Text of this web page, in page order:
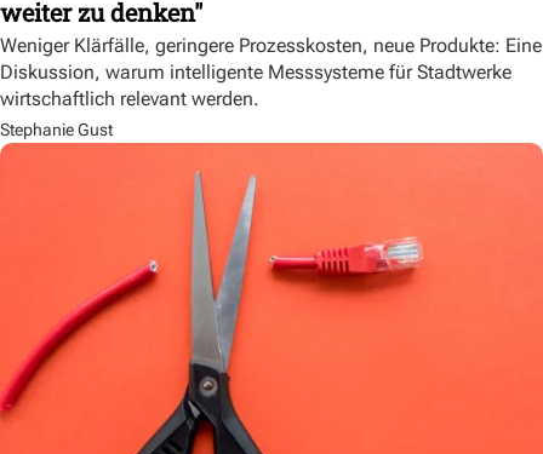
weiter zu denken"
Weniger Klärfälle, geringere Prozesskosten, neue Produkte: Eine
Diskussion, warum intelligente Messsysteme für Stadtwerke
wirtschaftlich relevant werden.
Stephanie Gust